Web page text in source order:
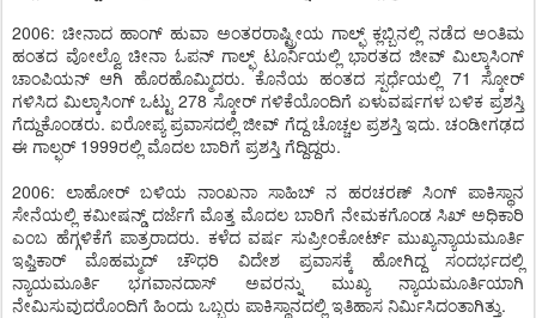
2006: ಚೀನಾದ ಹಾಂಗ್ ಹುವಾ ಅಂತರರಾಷ್ಟ್ರೀಯ ಗಾಲ್ಫ್ ಕ್ಲಬ್ಬಿನಲ್ಲಿ ನಡೆದ ಅಂತಿಮ
ಹಂತದ ವೋಲ್ವೊ ಚೀನಾ ಓಪನ್ ಗಾಲ್ಫ್ ಟೂರ್ನಿಯಲ್ಲಿ ಭಾರತದ ಜೀವ್ ಮಿಲ್ಕಾಸಿಂಗ್
ಚಾಂಪಿಯನ್ ಆಗಿ ಹೊರಹೊಮ್ಮಿದರು. ಕೊನೆಯ ಹಂತದ ಸ್ಪರ್ಧೆಯಲ್ಲಿ 71 ಸ್ಕೋರ್
ಗಳಿಸಿದ ಮಿಲ್ಕಾಸಿಂಗ್ ಒಟ್ಟು 278 ಸ್ಕೋರ್ ಗಳಿಕೆಯೊಂದಿಗೆ ಏಳುವರ್ಷಗಳ ಬಳಿಕ ಪ್ರಶಸ್ತಿ
ಗೆದ್ದುಕೊಂಡರು. ಐರೋಪ್ಯ ಪ್ರವಾಸದಲ್ಲಿ ಜೀವ್ ಗೆದ್ದ ಚೊಚ್ಚಲ ಪ್ರಶಸ್ತಿ ಇದು. ಚಂಡೀಗಢದ
ಈ ಗಾಲ್ಫರ್ 1999ರಲ್ಲಿ ಮೊದಲ ಬಾರಿಗೆ ಪ್ರಶಸ್ತಿ ಗೆದ್ದಿದ್ದರು.
2006: ಲಾಹೋರ್ ಬಳಿಯ ನಾಂಖನಾ ಸಾಹಿಬ್ ನ ಹರಚರಣ್ ಸಿಂಗ್ ಪಾಕಿಸ್ಥಾನ
ಸೇನೆಯಲ್ಲಿ ಕಮೀಷನ್ಡ್ ದರ್ಜೆಗೆ ಮೊತ್ತ ಮೊದಲ ಬಾರಿಗೆ ನೇಮಕಗೊಂಡ ಸಿಖ್ ಅಧಿಕಾರಿ
ಎಂಬ ಹೆಗ್ಗಳಿಕೆಗೆ ಪಾತ್ರರಾದರು. ಕಳೆದ ವರ್ಷ ಸುಪ್ರೀಂಕೋರ್ಟ್ ಮುಖ್ಯನ್ಯಾಯಮೂರ್ತಿ
ಇಫ್ತಿಕಾರ್ ಮೊಹಮ್ಮದ್ ಚೌಧರಿ ವಿದೇಶ ಪ್ರವಾಸಕ್ಕೆ ಹೋಗಿದ್ದ ಸಂದರ್ಭದಲ್ಲಿ
ನ್ಯಾಯಮೂರ್ತಿ ಭಗವಾನದಾಸ್ ಅವರನ್ನು ಮುಖ್ಯ ನ್ಯಾಯಮೂರ್ತಿಯಾಗಿ
ನೇಮಿಸುವುದರೊಂದಿಗೆ ಹಿಂದು ಒಬ್ಬರು ಪಾಕಿಸ್ಥಾನದಲ್ಲಿ ಇತಿಹಾಸ ನಿರ್ಮಿಸಿದಂತಾಗಿತ್ತು.